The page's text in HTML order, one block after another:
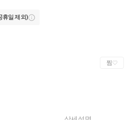
휴일 제외)
찜